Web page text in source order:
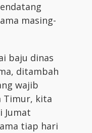
masing-
baju dinas
ditambah
wajib
Timur, kita
Jumat
tiap hari